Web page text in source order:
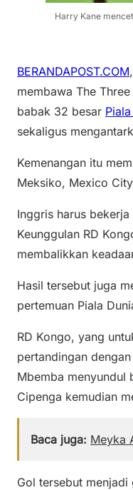
Harry Kane
BERANDAPOST.COM
membawa The
babak 32 besar
sekaligus
Kemenangan itu
Meksiko, Mexico
Inggris harus
Keunggulan RD
membalikkan
Hasil tersebut juga
pertemuan Piala
RD Kongo, yang
pertandingan
Mbemba menyundul
Cipenga kemudian
Baca juga: Meyka
Gol tersebut